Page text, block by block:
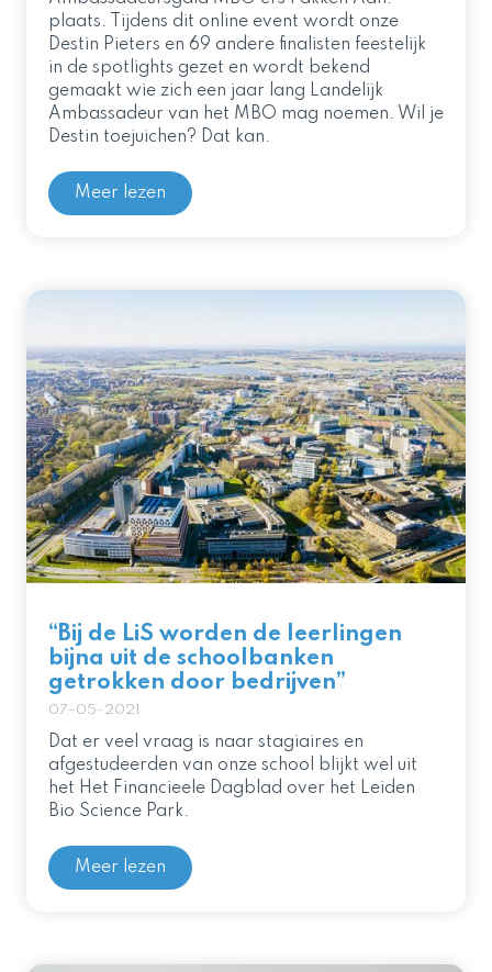
plaats. Tijdens dit online event wordt onze
Destin Pieters en 69 andere finalisten feestelijk
in de spotlights gezet en wordt bekend
gemaakt wie zich een jaar lang Landelijk
Ambassadeur van het MBO mag noemen. Wil je
Destin toejuichen? Dat kan.
Meer lezen
“Bij de LiS worden de leerlingen
bijna uit de schoolbanken
getrokken door bedrijven”
07-05-2021
Dat er veel vraag is naar stagiaires en
afgestudeerden van onze school blijkt wel uit
het Het Financieele Dagblad over het Leiden
Bio Science Park.
Meer lezen